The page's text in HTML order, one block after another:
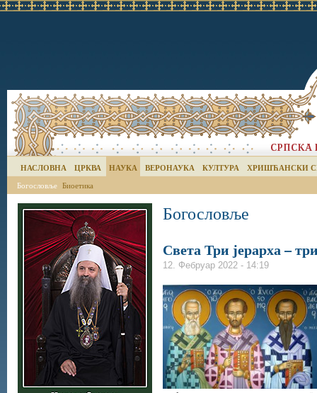
НАСЛОВНА ЦРКВА НАУКА ВЕРОНАУКА КУЛТУРА ХРИШЋАНСКИ
Богословље Биоетика
Богословље
Света Три јерарха –
12. Фебруар 2022 - 14:19